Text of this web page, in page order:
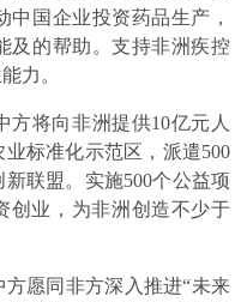
国企业投资药品生产，
及的帮助。支持非洲疾控
力。
将向非洲提供10亿元人
标准化示范区，派遣500
联盟。实施500个公益项
创业，为非洲创造不少于
愿同非方深入推进“未来